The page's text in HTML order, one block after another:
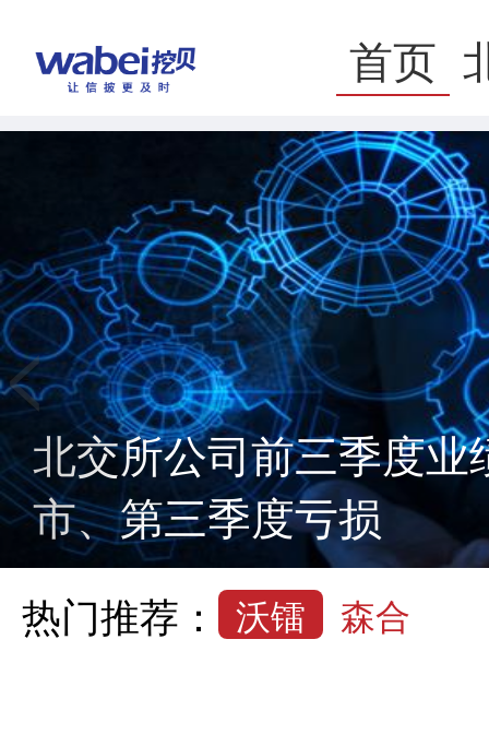
首页
北交所公司前三季度
市、第三季度亏损
<
>
热门推荐： 沃镭 森合